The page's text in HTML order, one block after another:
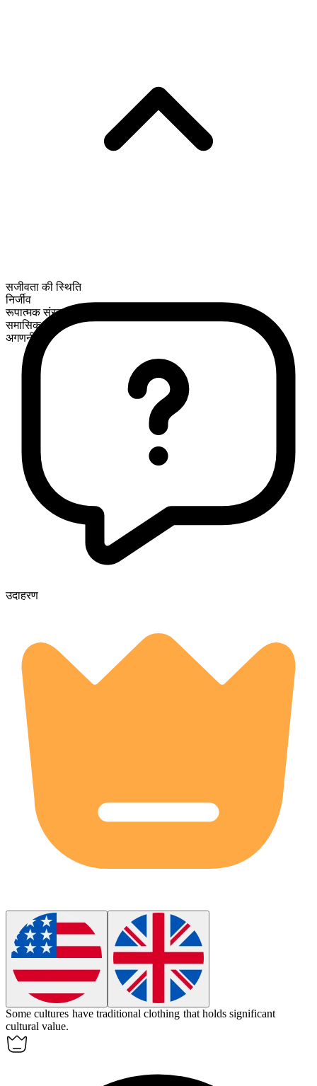
सजीवता की स्थिति
निर्जीव
रूपात्मक संरचना
समासिक
अगणनीय
उदाहरण
Some cultures have traditionalclothing that holds significant
cultural value.